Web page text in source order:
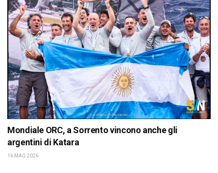
Mondiale ORC, a Sorrento vincono anche gli
argentini di Katara
16 MAG 2026